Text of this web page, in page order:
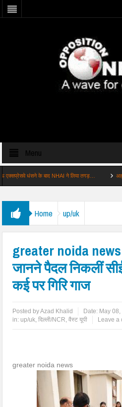
Menu
के बाद NHAI ने लिया तगड़… अहम: बॉम्बे HC
Home up/uk
greater noida
जानने पैदल निकलीं
कई पर गिरि गाज
Posted byAzad Khalid Date: May
in: up/uk,दिल्ली/NCR,वैस्ट यूपी Leave a
greater noida news